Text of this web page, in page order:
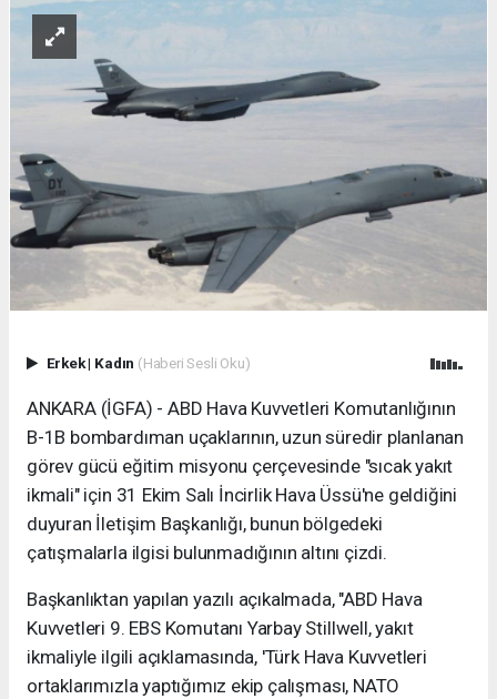
Erkek| Kadın (Haberi Sesli Oku)
ANKARA (İGFA) - ABD Hava Kuvvetleri Komutanlığının
B-1B bombardıman uçaklarının, uzun süredir planlanan
görev gücü eğitim misyonu çerçevesinde "sıcak yakıt
ikmali" için 31 Ekim Salı İncirlik Hava Üssü'ne geldiğini
duyuran İletişim Başkanlığı, bunun bölgedeki
çatışmalarla ilgisi bulunmadığının altını çizdi.
Başkanlıktan yapılan yazılı açıkalmada, "ABD Hava
Kuvvetleri 9. EBS Komutanı Yarbay Stillwell, yakıt
ikmaliyle ilgili açıklamasında, 'Türk Hava Kuvvetleri
ortaklarımızla yaptığımız ekip çalışması, NATO